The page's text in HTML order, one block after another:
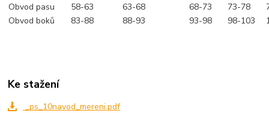
Obvod pasu
58-63 63-68 68-73 73-78
Obvod boků
83-88 88-93 93-98 98-103
Ke stažení
_ps_10navod_mereni.pdf